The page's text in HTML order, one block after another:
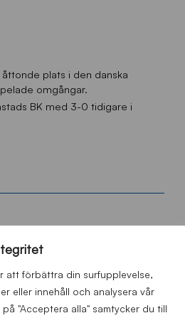
att förbättra din surfupplevelse,
eller innehåll och analysera vår
"Acceptera alla" samtycker du till
plats i den danska
omgångar.
BK med 3-0 tidigare i
NYHETER